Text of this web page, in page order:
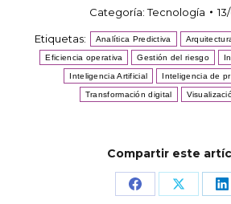
Categoría:Tecnología
Etiquetas: Analítica Predictiva
Eficiencia operativa Gestión del riesgo
Inteligencia Artificial Inteligencia de
Transformación digital
Compartir este
Share Share